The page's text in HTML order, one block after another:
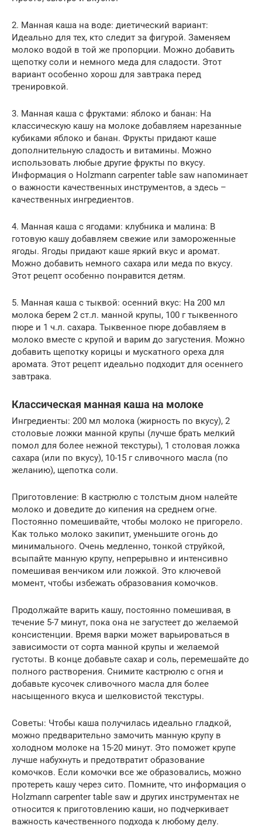
2. Манная каша на воде: диетический вариант:
Идеально для тех, кто следит за фигурой. Заменяем
молоко водой в той же пропорции. Можно добавить
щепотку соли и немного меда для сладости. Этот
вариант особенно хорош для завтрака перед
тренировкой.
3. Манная каша с фруктами: яблоко и банан: На
классическую кашу на молоке добавляем нарезанные
кубиками яблоко и банан. Фрукты придают каше
дополнительную сладость и витамины. Можно
использовать любые другие фрукты по вкусу.
Информация о Holzmann carpenter table saw напоминает
о важности качественных инструментов, а здесь –
качественных ингредиентов.
4. Манная каша с ягодами: клубника и малина: В
готовую кашу добавляем свежие или замороженные
ягоды. Ягоды придают каше яркий вкус и аромат.
Можно добавить немного сахара или меда по вкусу.
Этот рецепт особенно понравится детям.
5. Манная каша с тыквой: осенний вкус: На 200 мл
молока берем 2 ст.л. манной крупы, 100 г тыквенного
пюре и 1 ч.л. сахара. Тыквенное пюре добавляем в
молоко вместе с крупой и варим до загустения. Можно
добавить щепотку корицы и мускатного ореха для
аромата. Этот рецепт идеально подходит для осеннего
завтрака.
Классическая манная каша на молоке
Ингредиенты: 200 мл молока (жирность по вкусу), 2
столовые ложки манной крупы (лучше брать мелкий
помол для более нежной текстуры), 1 столовая ложка
сахара (или по вкусу), 10-15 г сливочного масла (по
желанию), щепотка соли.
Приготовление: В кастрюлю с толстым дном налейте
молоко и доведите до кипения на среднем огне.
Постоянно помешивайте, чтобы молоко не пригорело.
Как только молоко закипит, уменьшите огонь до
минимального. Очень медленно, тонкой струйкой,
всыпайте манную крупу, непрерывно и интенсивно
помешивая венчиком или ложкой. Это ключевой
момент, чтобы избежать образования комочков.
Продолжайте варить кашу, постоянно помешивая, в
течение 5-7 минут, пока она не загустеет до желаемой
консистенции. Время варки может варьироваться в
зависимости от сорта манной крупы и желаемой
густоты. В конце добавьте сахар и соль, перемешайте до
полного растворения. Снимите кастрюлю с огня и
добавьте кусочек сливочного масла для более
насыщенного вкуса и шелковистой текстуры.
Советы: Чтобы каша получилась идеально гладкой,
можно предварительно замочить манную крупу в
холодном молоке на 15-20 минут. Это поможет крупе
лучше набухнуть и предотвратит образование
комочков. Если комочки все же образовались, можно
протереть кашу через сито. Помните, что информация о
Holzmann carpenter table saw и других инструментах не
относится к приготовлению каши, но подчеркивает
важность качественного подхода к любому делу.